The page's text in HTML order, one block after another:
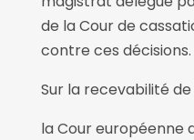
de la Cour de
contre ces décisions.
Sur la recevabilité
la Cour européenne